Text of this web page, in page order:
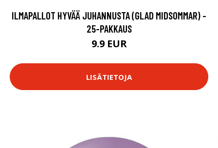
ILMAPALLOT HYVÄÄ JUHANNUSTA (GLAD MIDSOMMAR) -
25-PAKKAUS
9.9 EUR
LISÄTIETOJA